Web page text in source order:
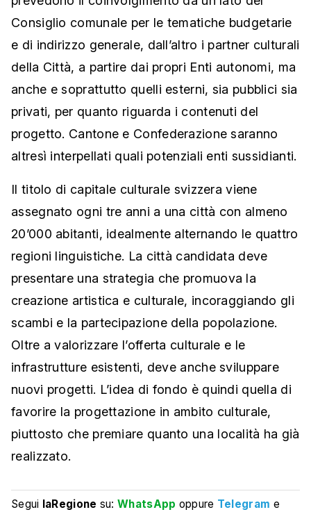
Consiglio comunale per le tematiche budgetarie
e di indirizzo generale, dall’altro i partner culturali
della Città, a partire dai propri Enti autonomi, ma
anche e soprattutto quelli esterni, sia pubblici sia
privati, per quanto riguarda i contenuti del
progetto. Cantone e Confederazione saranno
altresì interpellati quali potenziali enti sussidianti.
Il titolo di capitale culturale svizzera viene
assegnato ogni tre anni a una città con almeno
20’000 abitanti, idealmente alternando le quattro
regioni linguistiche. La città candidata deve
presentare una strategia che promuova la
creazione artistica e culturale, incoraggiando gli
scambi e la partecipazione della popolazione.
Oltre a valorizzare l’offerta culturale e le
infrastrutture esistenti, deve anche sviluppare
nuovi progetti. L’idea di fondo è quindi quella di
favorire la progettazione in ambito culturale,
piuttosto che premiare quanto una località ha già
realizzato.
Segui laRegione su:WhatsApp oppure Telegram e